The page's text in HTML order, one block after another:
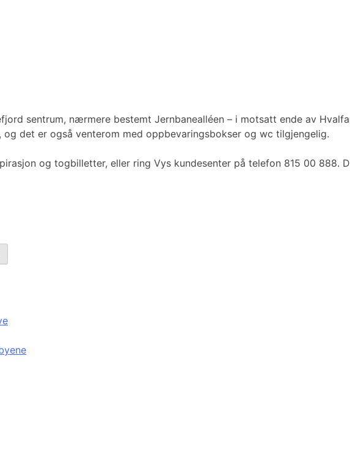
sentrum, nærmere bestemt Jernbanealléen – i motsatt ende av
og det er også venterom med oppbevaringsbokser og wc tilgjengelig.
og togbilletter, eller ring Vys kundesenter på telefon 815 00 888.